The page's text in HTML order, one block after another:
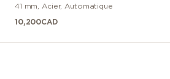
41 mm Acier, Automatique
10,200CAD